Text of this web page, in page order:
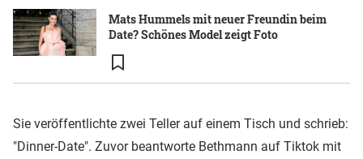
Mats Hummels mit neuer Freundin beim
Date? Schönes Model zeigt Foto
Sie veröffentlichte zwei Teller auf einem Tisch und schrieb:
"Dinner-Date". Zuvor beantworte Bethmann auf Tiktok mit